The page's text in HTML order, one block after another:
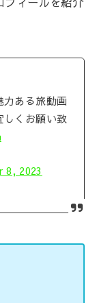
ある旅動画
しくお願い致
8, 2023